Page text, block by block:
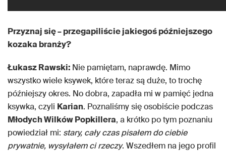
Przyznaj się – przegapiliście jakiegoś późniejszego
kozaka branży?
Łukasz Rawski: Nie pamiętam, naprawdę. Mimo
wszystko wiele ksywek, które teraz są duże, to trochę
późniejszy okres. No dobra, zapadła mi w pamięć jedna
ksywka, czyli Karian. Poznaliśmy się osobiście podczas
Młodych Wilków Popkillera, a krótko po tym poznaniu
powiedział mi: stary, cały czas pisałem do ciebie
prywatnie, wysyłałem ci rzeczy. Wszedłem na jego profil